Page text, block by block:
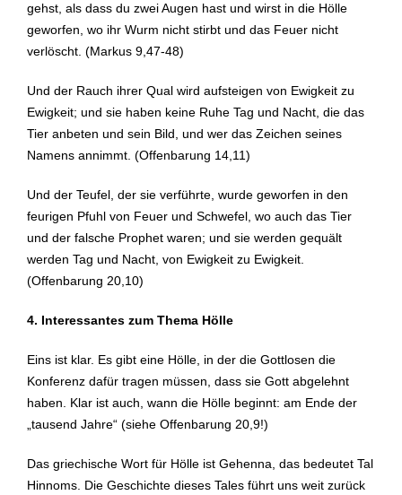
gehst, als dass du zwei Augen hast und wirst in die Hölle
geworfen, wo ihr Wurm nicht stirbt und das Feuer nicht
verlöscht. (Markus 9,47-48)
Und der Rauch ihrer Qual wird aufsteigen von Ewigkeit zu
Ewigkeit; und sie haben keine Ruhe Tag und Nacht, die das
Tier anbeten und sein Bild, und wer das Zeichen seines
Namens annimmt. (Offenbarung 14,11)
Und der Teufel, der sie verführte, wurde geworfen in den
feurigen Pfuhl von Feuer und Schwefel, wo auch das Tier
und der falsche Prophet waren; und sie werden gequält
werden Tag und Nacht, von Ewigkeit zu Ewigkeit.
(Offenbarung 20,10)
4. Interessantes zum Thema Hölle
Eins ist klar. Es gibt eine Hölle, in der die Gottlosen die
Konferenz dafür tragen müssen, dass sie Gott abgelehnt
haben. Klar ist auch, wann die Hölle beginnt: am Ende der
„tausend Jahre“ (siehe Offenbarung 20,9!)
Das griechische Wort für Hölle ist Gehenna, das bedeutet Tal
Hinnoms. Die Geschichte dieses Tales führt uns weit zurück